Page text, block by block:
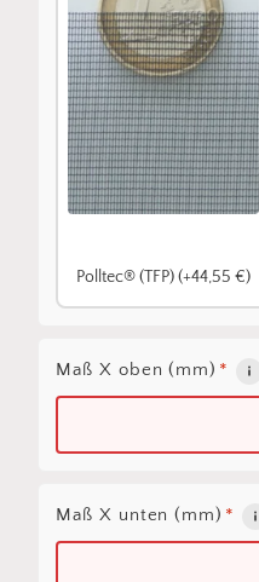
Polltec® (TFP) (+44,55 €)
Maß X oben (mm) *
Maß X unten (mm) *